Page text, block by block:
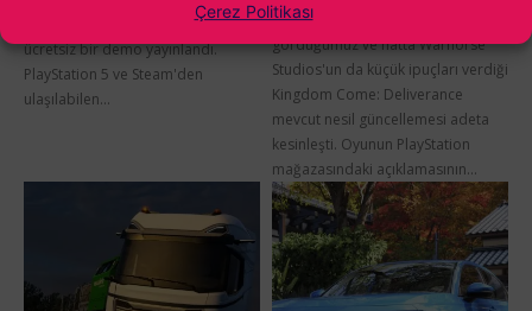
Çerez Politikası
oyunlarından olan Nioh 3 için
ücretsiz bir demo yayınlandı.
PlayStation 5 ve Steam'den
ulaşılabilen...
Uzun süredir söylentilerini
gördüğümüz ve hatta Warhorse
Studios'un da küçük ipuçları verdiği
Kingdom Come: Deliverance
mevcut nesil güncellemesi adeta
kesinleşti. Oyunun PlayStation
mağazasındaki açıklamasının...